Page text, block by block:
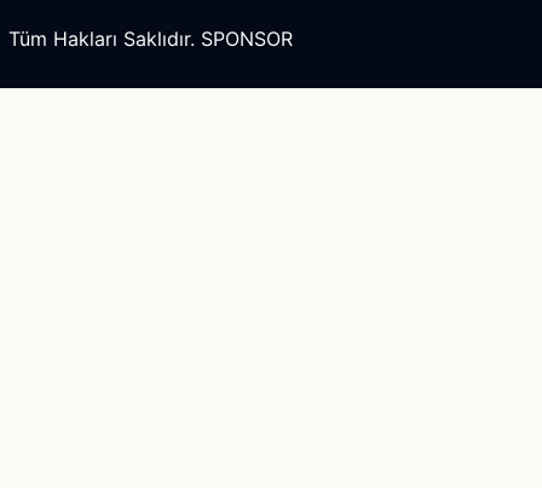
Tüm Hakları Saklıdır. SPONSOR